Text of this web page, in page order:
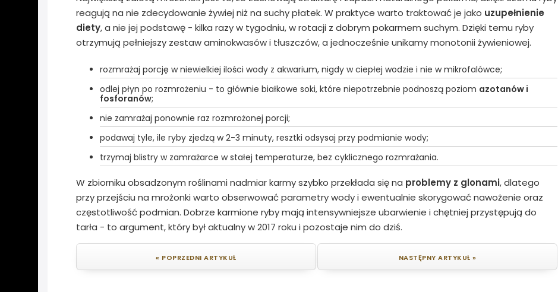
reagują na nie zdecydowanie żywiej niż na suchy płatek. W praktyce warto traktować je jako uzupełnienie
diety, a nie jej podstawę - kilka razy w tygodniu, w rotacji z dobrym pokarmem suchym. Dzięki temu ryby
otrzymują pełniejszy zestaw aminokwasów i tłuszczów, a jednocześnie unikamy monotonii żywieniowej.
rozmrażaj porcję w niewielkiej ilości wody z akwarium, nigdy w ciepłej wodzie i nie w mikrofalówce;
odlej płyn po rozmrożeniu - to głównie białkowe soki, które niepotrzebnie podnoszą poziom azotanów i
fosforanów;
nie zamrażaj ponownie raz rozmrożonej porcji;
podawaj tyle, ile ryby zjedzą w 2-3 minuty, resztki odsysaj przy podmianie wody;
trzymaj blistry w zamrażarce w stałej temperaturze, bez cyklicznego rozmrażania.
W zbiorniku obsadzonym roślinami nadmiar karmy szybko przekłada się na problemy z glonami, dlatego
przy przejściu na mrożonki warto obserwować parametry wody i ewentualnie skorygować nawożenie oraz
częstotliwość podmian. Dobrze karmione ryby mają intensywniejsze ubarwienie i chętniej przystępują do
tarła - to argument, który był aktualny w 2017 roku i pozostaje nim do dziś.
« POPRZEDNI ARTYKUŁ NASTĘPNY ARTYKUŁ »